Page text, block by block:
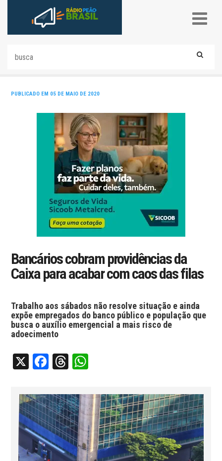
PUBLICADO EM 05 DE MAIO DE 2020
Bancários cobram providências da
Caixa para acabar com caos das filas
Trabalho aos sábados não resolve situação e ainda
expõe empregados do banco público e população que
busca o auxílio emergencial a mais risco de
adoecimento
X Facebook
Threads